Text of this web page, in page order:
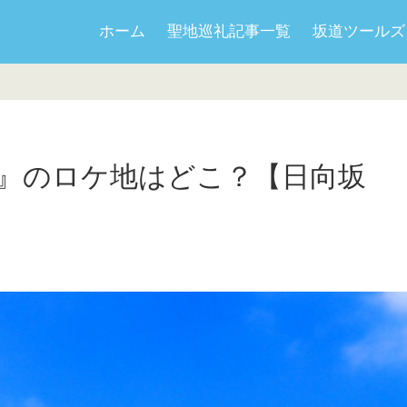
ホーム 聖地巡礼記事一覧 坂道ツールズ
のロケ地はどこ？【日向坂